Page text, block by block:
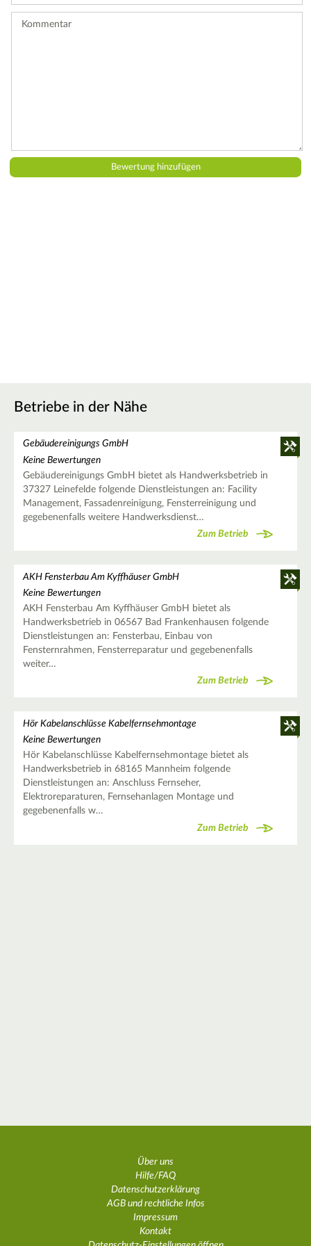
Betriebe in der Nähe
Gebäudereinigungs GmbH
Keine Bewertungen
Gebäudereinigungs GmbH bietet als Handwerksbetrieb in
37327 Leinefelde folgende Dienstleistungen an: Facility
Management, Fassadenreinigung, Fensterreinigung und
gegebenenfalls weitere Handwerksdienst…
Zum Betrieb
AKH Fensterbau Am Kyffhäuser GmbH
Keine Bewertungen
AKH Fensterbau Am Kyffhäuser GmbH bietet als
Handwerksbetrieb in 06567 Bad Frankenhausen folgende
Dienstleistungen an: Fensterbau, Einbau von
Fensternrahmen, Fensterreparatur und gegebenenfalls
weiter…
Zum Betrieb
Hör Kabelanschlüsse Kabelfernsehmontage
Keine Bewertungen
Hör Kabelanschlüsse Kabelfernsehmontage bietet als
Handwerksbetrieb in 68165 Mannheim folgende
Dienstleistungen an: Anschluss Fernseher,
Elektroreparaturen, Fernsehanlagen Montage und
gegebenenfalls w…
Zum Betrieb
Über uns
Hilfe/FAQ
Datenschutzerklärung
AGB und rechtliche Infos
Impressum
Kontakt